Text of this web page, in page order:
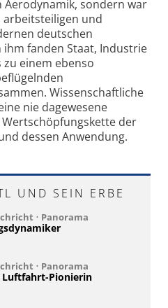
Aerodynamik, sondern war
und
deutschen
ihm fanden Staat, Industrie
einem ebenso
Wissenschaftliche
nie dagewesene
der
dessen Anwendung.
UND SEIN ERBE
• Panorama
• Panorama
Luftfahrt-Pionierin